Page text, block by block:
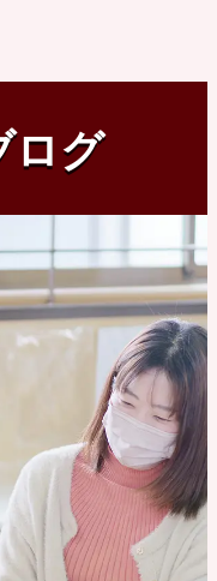
ログ